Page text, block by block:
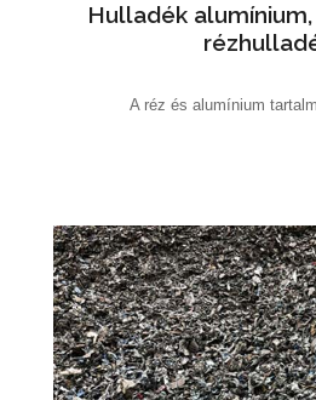
Hulladék
A réz és alumínium